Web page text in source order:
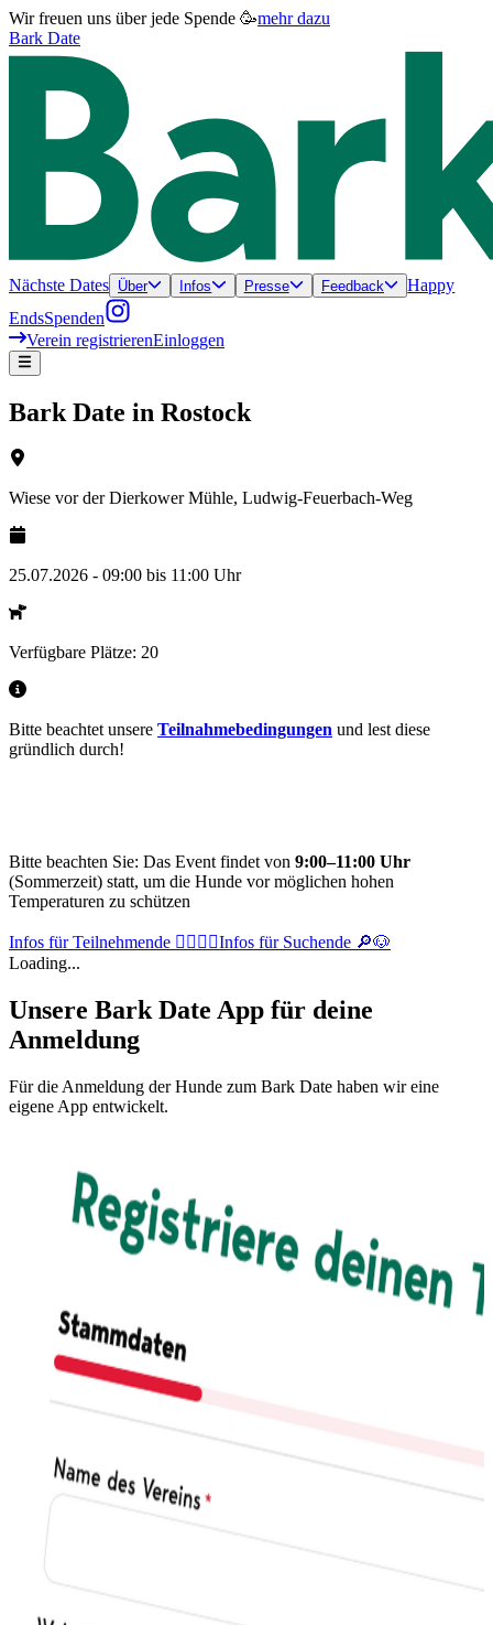
Wir freuen uns über jede Spende 🥳mehr dazu
Bark Date
Nächste Dates Über Infos Presse Feedback
Happy
EndsSpenden
Verein registrierenEinloggen
Bark Date in Rostock
Wiese vor der Dierkower Mühle, Ludwig-Feuerbach-Weg
25.07.2026 - 09:00 bis 11:00 Uhr
Verfügbare Plätze: 20
Bitte beachtet unsere Teilnahmebedingungen und lest diese
gründlich durch!
Bitte beachten Sie: Das Event findet von 9:00–11:00 Uhr
(Sommerzeit) statt, um die Hunde vor möglichen hohen
Temperaturen zu schützen
Infos für Teilnehmende 🐕‍🦺🚶‍♂️Infos für Suchende 🔎🐶
Loading...
Unsere Bark Date App für deine
Anmeldung
Für die Anmeldung der Hunde zum Bark Date haben wir eine
eigene App entwickelt.